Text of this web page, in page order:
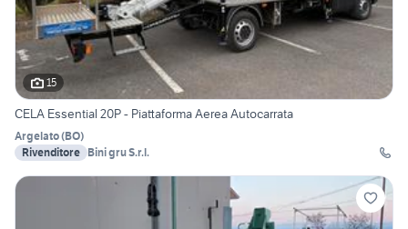
15
CELA Essential 20P - Piattaforma Aerea Autocarrata
Argelato(BO)
Rivenditore Bini gru S.r.l.